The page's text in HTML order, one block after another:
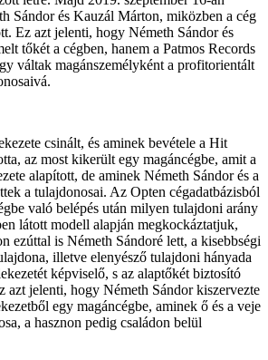
Sándor és Kauzál Márton, miközben a cég
Ez azt jelenti, hogy Németh Sándor és
tőkét a cégben, hanem a Patmos Records
váltak magánszemélyként a profitorientált
csinált, és aminek bevétele a Hit
az most kikerült egy magáncégbe, amit a
alapított, de aminek Németh Sándor és a
a tulajdonosai. Az Opten cégadatbázisból
való belépés után milyen tulajdoni arány
látott modell alapján megkockáztatjuk,
ezúttal is Németh Sándoré lett, a kisebbségi
illetve elenyésző tulajdoni hányada
képviselő, s az alaptőkét biztosító
azt jelenti, hogy Németh Sándor kiszervezte
egy magáncégbe, aminek ő és a veje
a hasznon pedig családon belül